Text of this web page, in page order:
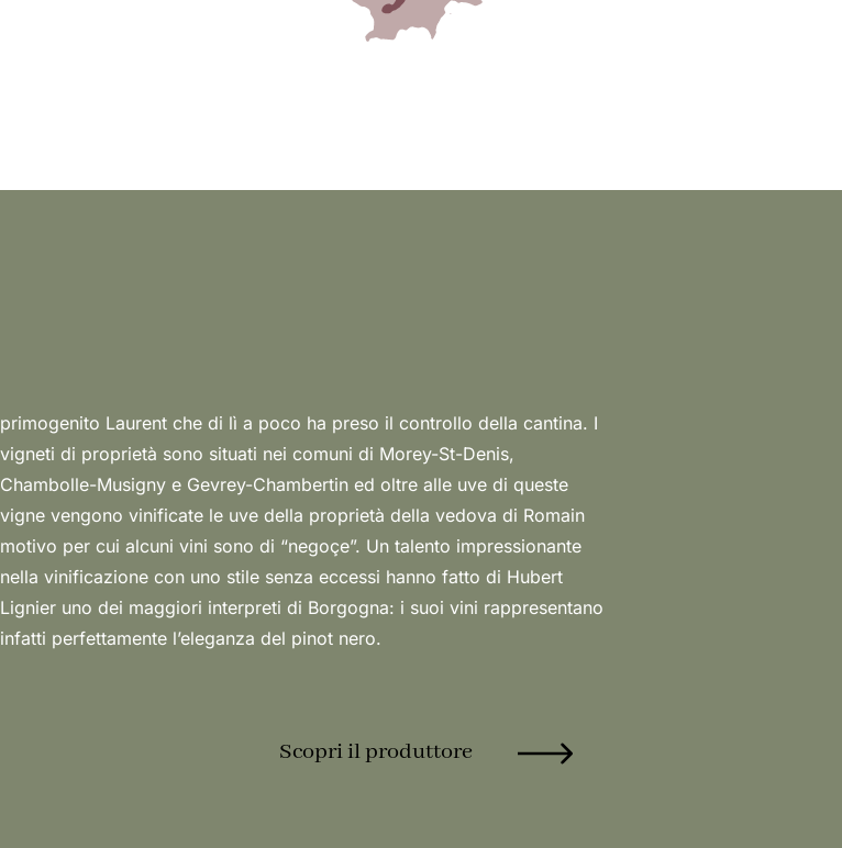
infatti perfettamente l’eleganza del pinot nero.
Scopri il produttore